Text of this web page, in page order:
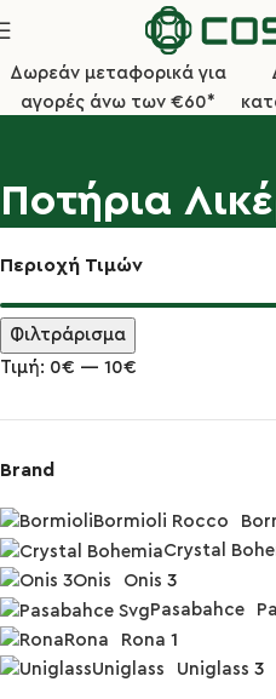
Δωρεάν μεταφορικά για
αγορές άνω των €60*
Ποτήρια
Περιοχή Τιμών
Φιλτράρισμα
Τιμή: 0€ — 10€
Brand
Bormioli Rocco
Crystal
Onis
Onis 3
Pasabahce
Rona
Rona 1
Uniglass
Uniglass 3